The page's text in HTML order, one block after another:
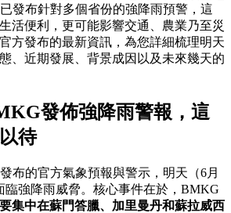
發布針對多個省份的強降雨預警，這
活便利，更可能影響交通、農業乃至災
方發布的最新資訊，為您詳細梳理明天
、近期發展、背景成因以及未來幾天的
發佈強降雨警報，這
待
布的官方氣象預報與警示，明天（6月
臨強降雨威脅。核心事件在於，BMKG
集中在蘇門答臘、加里曼丹和蘇拉威西